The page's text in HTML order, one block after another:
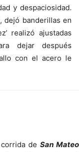
y despaciosidad.
dejó banderillas en
realizó ajustadas
dejar después
con el acero le
de San Mateo